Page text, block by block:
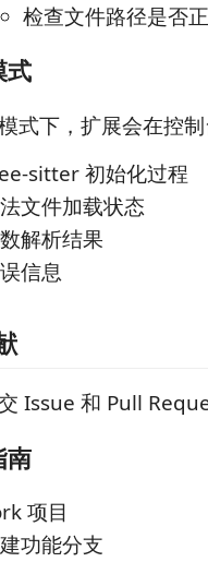
检查文件路径是否
式
式下，扩展会在控
sitter 初始化过程
文件加载状态
解析结果
信息
Issue 和 Pull
南
项目
功能分支